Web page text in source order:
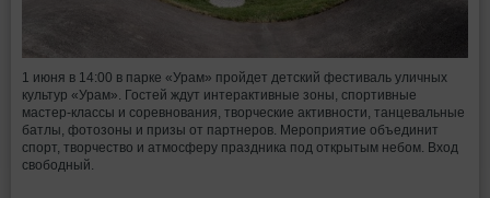
1 июня в 14:00 в парке «Урам» пройдет детский фестиваль уличных
культур «Урам». Гостей ждут интерактивные зоны, спортивные
мастер‑классы и соревнования, творческие активности, танцевальные
батлы, фотозоны и призы от партнеров. Мероприятие объединит
спорт, творчество и атмосферу праздника под открытым небом. Вход
свободный.